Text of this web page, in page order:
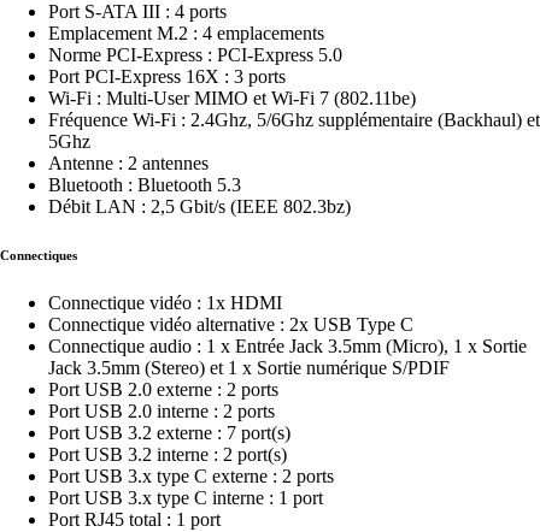
Port S-ATA III : 4 ports
Emplacement M.2 : 4 emplacements
Norme PCI-Express : PCI-Express 5.0
Port PCI-Express 16X : 3 ports
Wi-Fi : Multi-User MIMO et Wi-Fi 7 (802.11be)
Fréquence Wi-Fi : 2.4Ghz, 5/6Ghz supplémentaire (Backhaul) et
5Ghz
Antenne : 2 antennes
Bluetooth : Bluetooth 5.3
Débit LAN : 2,5 Gbit/s (IEEE 802.3bz)
Connectiques
Connectique vidéo : 1x HDMI
Connectique vidéo alternative : 2x USB Type C
Connectique audio : 1 x Entrée Jack 3.5mm (Micro), 1 x Sortie
Jack 3.5mm (Stereo) et 1 x Sortie numérique S/PDIF
Port USB 2.0 externe : 2 ports
Port USB 2.0 interne : 2 ports
Port USB 3.2 externe : 7 port(s)
Port USB 3.2 interne : 2 port(s)
Port USB 3.x type C externe : 2 ports
Port USB 3.x type C interne : 1 port
Port RJ45 total : 1 port